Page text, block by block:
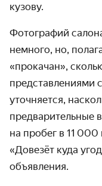
кузову.
Фотографий
немного, но,
«прокачан»,
представлениями
уточняется,
предварительные
на пробег в 11
«Довезёт куда
объявления.